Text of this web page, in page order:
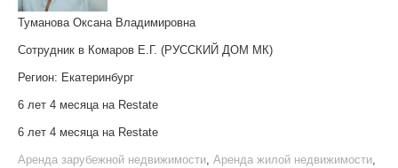
Туманова Оксана Владимировна
Сотрудник в Комаров Е.Г. (РУССКИЙ ДОМ МК)
Регион: Екатеринбург
6 лет 4 месяца на Restate
6 лет 4 месяца на Restate
Аренда зарубежной недвижимости, Аренда жилой недвижимости,